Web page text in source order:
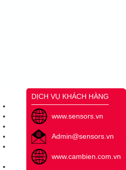
DỊCH VỤ KHÁCH HÀNG
www.sensors.vn
Admin@sensors.vn
www.cambien.com.vn